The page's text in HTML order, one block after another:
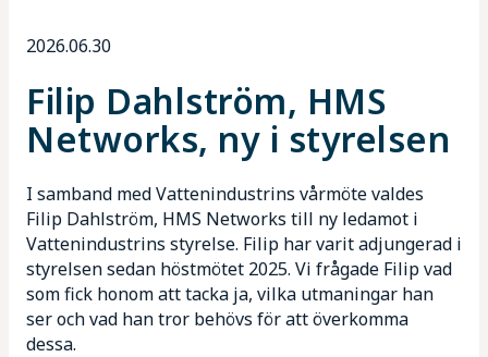
Mötesplatser
Kunskapsbank
2026.06.30
Filip Dahlström, HMS
Networks, ny i styrelsen
I samband med Vattenindustrins vårmöte valdes
Filip Dahlström, HMS Networks till ny ledamot i
Vattenindustrins styrelse. Filip har varit adjungerad i
styrelsen sedan höstmötet 2025. Vi frågade Filip vad
som fick honom att tacka ja, vilka utmaningar han
ser och vad han tror behövs för att överkomma
dessa.